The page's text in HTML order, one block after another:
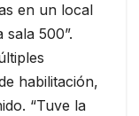
en un local
500”.
habilitación,
“Tuve la